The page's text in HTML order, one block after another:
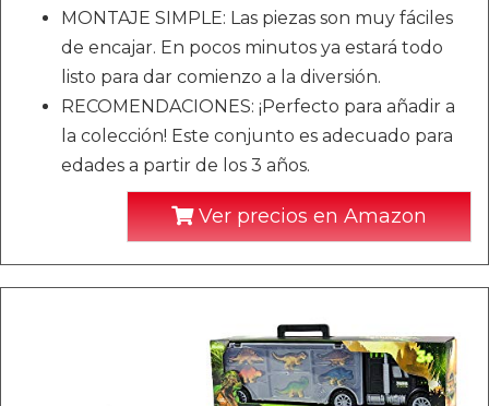
MONTAJE SIMPLE: Las piezas son muy fáciles
de encajar. En pocos minutos ya estará todo
listo para dar comienzo a la diversión.
RECOMENDACIONES: ¡Perfecto para añadir a
la colección! Este conjunto es adecuado para
edades a partir de los 3 años.
Ver precios en Amazon